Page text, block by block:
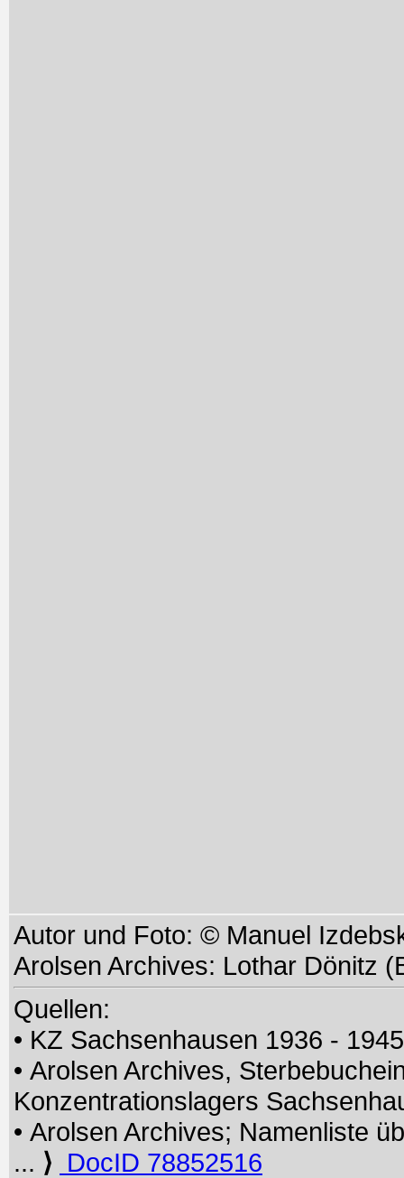
Autor und Foto: © Manuel
Arolsen Archives: Lothar Dönitz
Quellen:
• KZ Sachsenhausen 1936 -
• Arolsen Archives,
Konzentrationslagers
• Arolsen Archives; Namenliste
... ⟩ DocID 78852516